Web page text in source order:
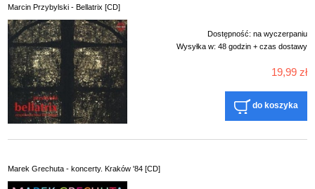
Marcin Przybylski - Bellatrix [CD]
Dostępność: na wyczerpaniu
Wysyłka w: 48 godzin + czas dostawy
19,99 zł
do koszyka
Marek Grechuta - koncerty. Kraków '84 [CD]